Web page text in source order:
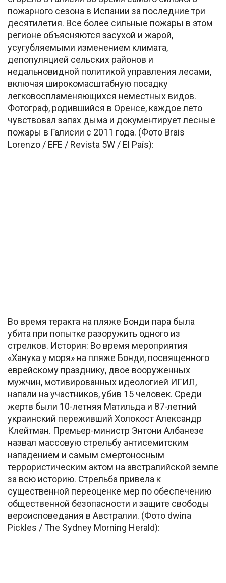
пожарного сезона в Испании за последние три
десятилетия. Все более сильные пожары в этом
регионе объясняются засухой и жарой,
усугубляемыми изменением климата,
депопуляцией сельских районов и
недальновидной политикой управления лесами,
включая широкомасштабную посадку
легковоспламеняющихся неместных видов.
Фотограф, родившийся в Оренсе, каждое лето
чувствовал запах дыма и документирует лесные
пожары в Галисии с 2011 года. (Фото Brais
Lorenzo / EFE / Revista 5W / El País):
Во время теракта на пляже Бонди пара была
убита при попытке разоружить одного из
стрелков. История: Во время мероприятия
«Ханука у моря» на пляже Бонди, посвященного
еврейскому празднику, двое вооруженных
мужчин, мотивированных идеологией ИГИЛ,
напали на участников, убив 15 человек. Среди
жертв были 10-летняя Матильда и 87-летний
украинский переживший Холокост Александр
Клейтман. Премьер-министр Энтони Албанезе
назвал массовую стрельбу антисемитским
нападением и самым смертоносным
террористическим актом на австралийской земле
за всю историю. Стрельба привела к
существенной переоценке мер по обеспечению
общественной безопасности и защите свободы
вероисповедания в Австралии. (Фото dwina
Pickles / The Sydney Morning Herald):